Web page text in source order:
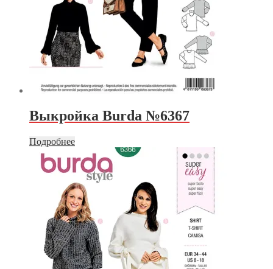
Выкройка Burda №6367
Подробнее